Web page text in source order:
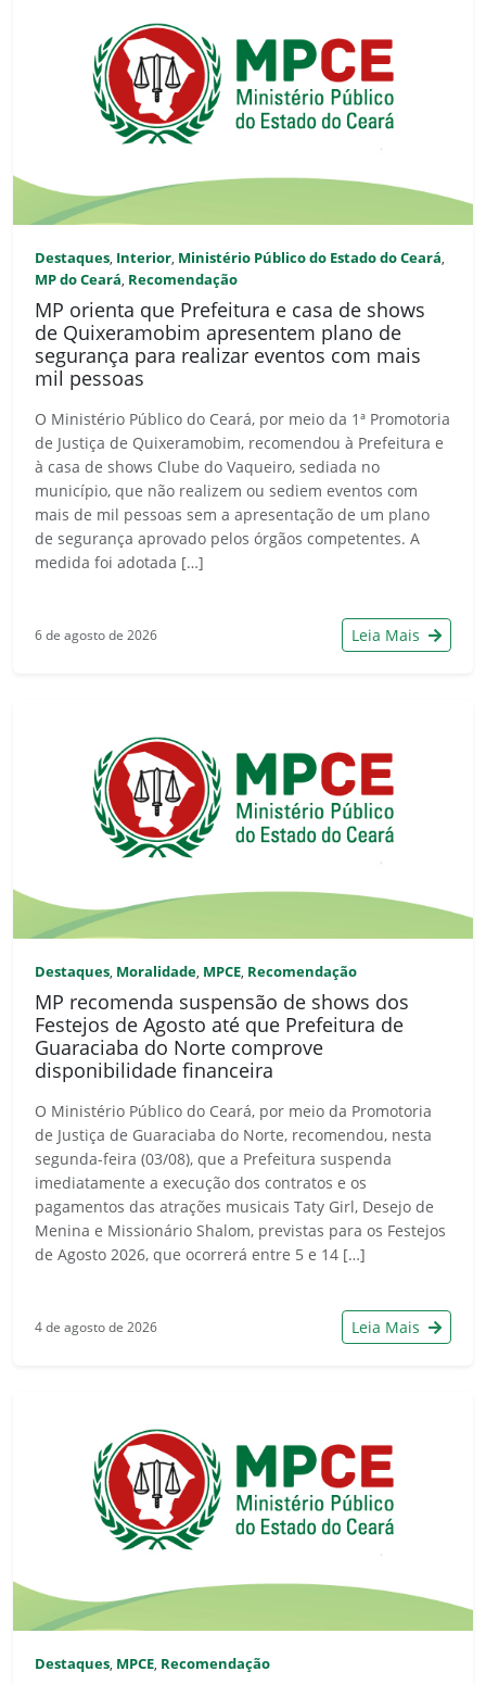
Destaques, Interior, Ministério Público do Estado do Ceará,
MP do Ceará, Recomendação
MP orienta que Prefeitura e casa de shows
de Quixeramobim apresentem plano de
segurança para realizar eventos com mais
mil pessoas
O Ministério Público do Ceará, por meio da 1ª Promotoria
de Justiça de Quixeramobim, recomendou à Prefeitura e
à casa de shows Clube do Vaqueiro, sediada no
município, que não realizem ou sediem eventos com
mais de mil pessoas sem a apresentação de um plano
de segurança aprovado pelos órgãos competentes. A
medida foi adotada […]
6 de agosto de 2026 Leia Mais
Destaques, Moralidade, MPCE, Recomendação
MP recomenda suspensão de shows dos
Festejos de Agosto até que Prefeitura de
Guaraciaba do Norte comprove
disponibilidade financeira
O Ministério Público do Ceará, por meio da Promotoria
de Justiça de Guaraciaba do Norte, recomendou, nesta
segunda-feira (03/08), que a Prefeitura suspenda
imediatamente a execução dos contratos e os
pagamentos das atrações musicais Taty Girl, Desejo de
Menina e Missionário Shalom, previstas para os Festejos
de Agosto 2026, que ocorrerá entre 5 e 14 […]
4 de agosto de 2026 Leia Mais
Destaques, MPCE, Recomendação